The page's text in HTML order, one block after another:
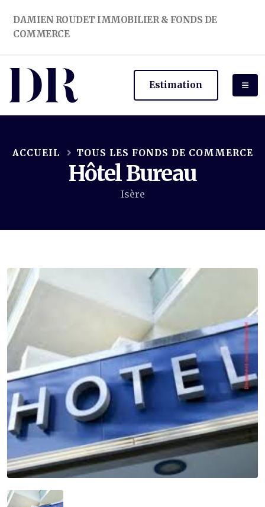
DAMIEN ROUDET IMMOBILIER & FONDS DE
COMMERCE
Estimation
Hôtel Bureau
Isère
ACCUEIL TOUS LES FONDS DE COMMERCE